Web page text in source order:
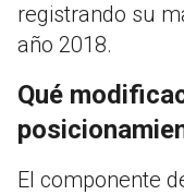
registrando su
año 2018.
Qué
El componente